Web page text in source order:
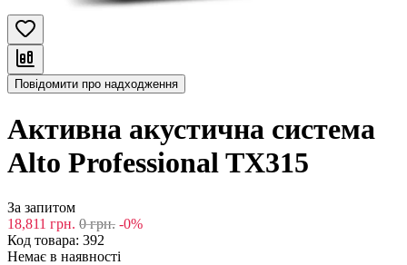
Повідомити про надходження
Активна акустична система
Alto Professional TX315
За запитом
18,811 грн. 0 грн. -0%
Код товара: 392
Немає в наявності